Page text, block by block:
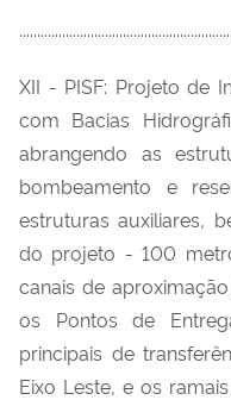
XII - PISF: Projeto de
com Bacias
abrangendo as
bombeamento e
estruturas auxiliares,
do projeto - 100
canais de
os Pontos de
principais de
Eixo Leste, e os